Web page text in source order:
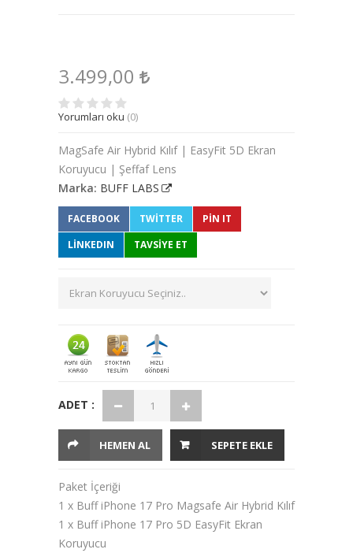
3.499,00
Yorumları oku (0)
MagSafe Air Hybrid Kılıf | EasyFit 5D Ekran
Koruyucu | Şeffaf Lens
Marka: BUFF LABS
FACEBOOK TWITTER
PIN IT
LINKEDIN
TAVSİYE ET
ADET :
HEMEN AL SEPETE EKLE
Paket İçeriği
1 x Buff iPhone 17 Pro Magsafe Air Hybrid Kılıf
1 x Buff iPhone 17 Pro 5D EasyFit Ekran
Koruyucu